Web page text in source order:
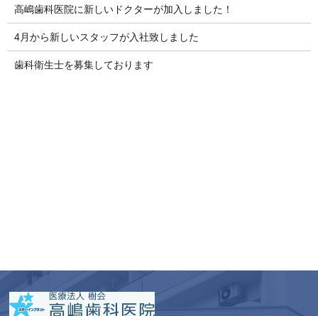
高嶋歯科医院に新しいドクターが加入しました！
4月から新しいスタッフが入社致しました
歯科衛生士を募集しております